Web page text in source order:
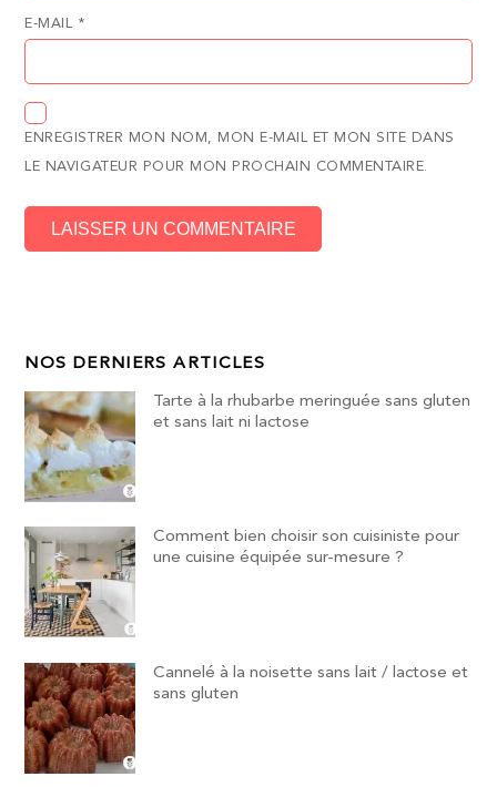
E-MAIL *
ENREGISTRER MON NOM, MON E-MAIL ET MON SITE DANS
LE NAVIGATEUR POUR MON PROCHAIN COMMENTAIRE.
NOS DERNIERS ARTICLES
Tarte à la rhubarbe meringuée sans gluten
et sans lait ni lactose
Comment bien choisir son cuisiniste pour
une cuisine équipée sur-mesure ?
Cannelé à la noisette sans lait / lactose et
sans gluten